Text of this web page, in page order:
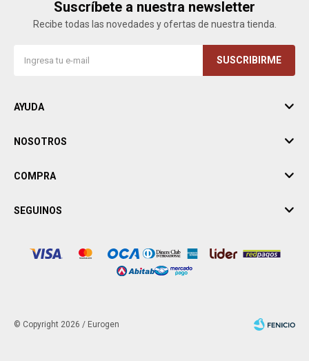
Suscríbete a nuestra newsletter
Recibe todas las novedades y ofertas de nuestra tienda.
SUSCRIBIRME
AYUDA
NOSOTROS
COMPRA
SEGUINOS
© Copyright 2026 / Eurogen